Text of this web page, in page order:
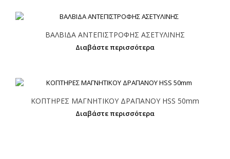
ΒΑΛΒΙΔΑ ΑΝΤΕΠΙΣΤΡΟΦΗΣ ΑΣΕΤΥΛΙΝΗΣ
Διαβάστε περισσότερα
ΚΟΠΤΗΡΕΣ ΜΑΓΝΗΤΙΚΟΥ ΔΡΑΠΑΝΟΥ HSS 50mm
Διαβάστε περισσότερα